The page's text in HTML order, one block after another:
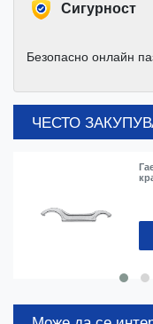
Cигурност
Безопасно онлайн
ЧЕСТО